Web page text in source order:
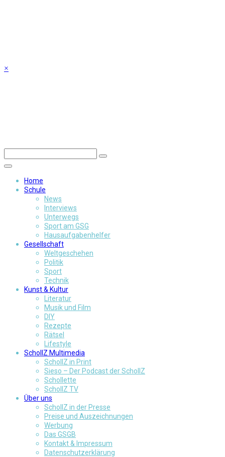
×
Home
Schule
News
Interviews
Unterwegs
Sport am GSG
Hausaufgabenhelfer
Gesellschaft
Weltgeschehen
Politik
Sport
Technik
Kunst & Kultur
Literatur
Musik und Film
DIY
Rezepte
Rätsel
Lifestyle
SchollZ Multimedia
SchollZ in Print
Sieso – Der Podcast der SchollZ
Schollette
SchollZ TV
Über uns
SchollZ in der Presse
Preise und Auszeichnungen
Werbung
Das GSGB
Kontakt & Impressum
Datenschutzerklärung